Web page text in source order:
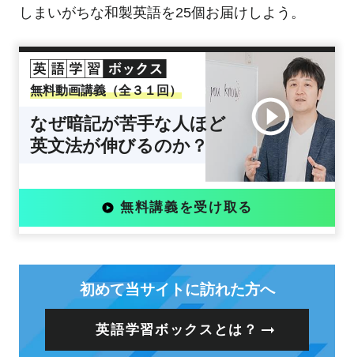
しまいがちな和製英語を25個お届けしよう。
無料動画講義（全３１回）
なぜ暗記が苦手な人ほど
英文法が伸びるのか？
無料講義を受け取る
初めて当サイトに訪れた方へ
英語学習ボックスとは？